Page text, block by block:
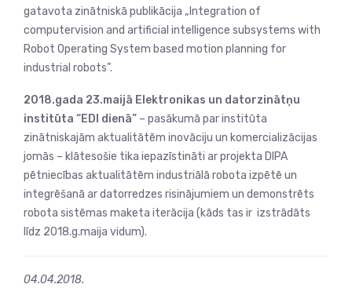
gatavota zinātniskā publikācija „Integration of
computervision and artificial intelligence subsystems with
Robot Operating System based motion planning for
industrial robots”.
2018.gada 23.maijā Elektronikas un datorzinātņu
institūta “EDI dienā” – pasākumā par institūta
zinātniskajām aktualitātēm inovāciju un komercializācijas
jomās – klātesošie tika iepazīstināti ar projekta DIPA
pētniecības aktualitātēm industriālā robota izpētē un
integrēšanā ar datorredzes risinājumiem un demonstrēts
robota sistēmas maketa iterācija (kāds tas ir izstrādāts
līdz 2018.g.maija vidum).
04.04.2018.